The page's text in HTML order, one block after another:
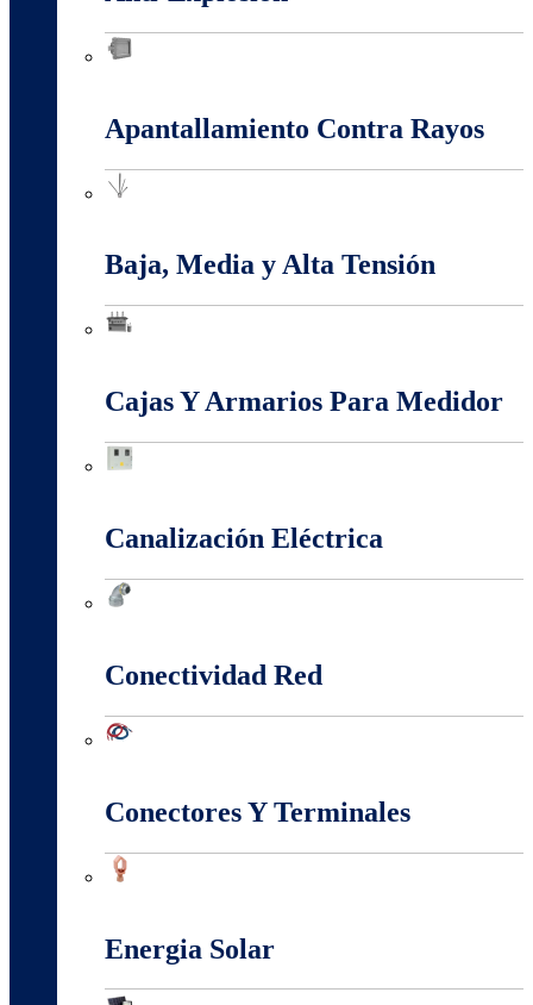
Apantallamiento Contra Rayos
Baja, Media y Alta Tensión
Cajas Y Armarios Para Medidor
Canalización Eléctrica
Conectividad Red
Conectores Y Terminales
Energia Solar